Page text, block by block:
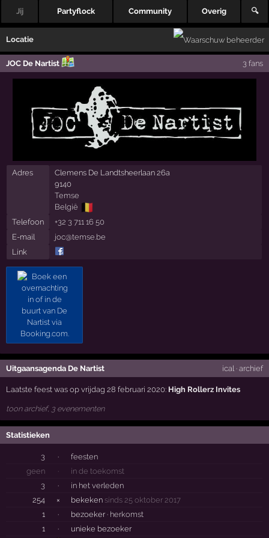
Jij Partyflock Community Overig 🔍
Locatie
JOC De Nartist 3 fans
Adres
Clemens De Landtsheerlaan 26a
9140
Temse
België 🇧🇪
Telefoon
+32 3 711 16 50
E-mail
joc@temse.be
Link
Uitgaansagenda De Nartist ical· archief
Laatste feest was op vrijdag 28 februari 2020: High Rollerz Invites
toon archief, 3 evenementen
Statistieken
3 ·
feesten
geen
·
in de toekomst
3
·
in het verleden
254
× bekeken sinds 25 oktober 2017
1
· bezoeker · herkomst
1
· unieke bezoeker